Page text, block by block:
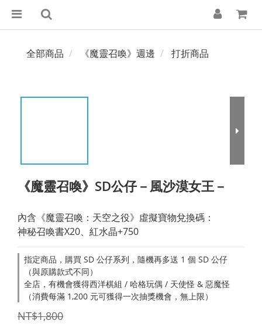
全部商品 《魔靈召喚》週邊 打折商品
《魔靈召喚》SD公仔－風沙漠女王－
內含《魔靈召喚：天空之役》虛擬寶物兌換碼：
神秘召喚書X20、紅水晶+750
指定商品，購買 SD 公仔系列，隨機再多送 1 個 SD 公仔
（與原購款式不同）
全店，有機會獲得西洋棋組 / 哈格玩偶 / 天使怪 & 惡魔怪
（消費每滿 1,200 元可獲得一次抽獎機會，無上限）
NT$1,800